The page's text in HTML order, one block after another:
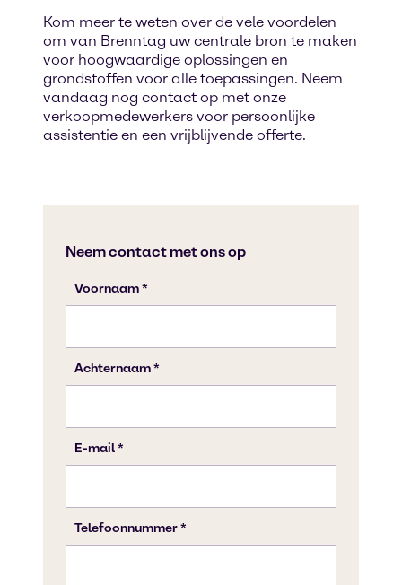
Kom meer te weten over de vele voordelen
om van Brenntag uw centrale bron te maken
voor hoogwaardige oplossingen en
grondstoffen voor alle toepassingen. Neem
vandaag nog contact op met onze
verkoopmedewerkers voor persoonlijke
assistentie en een vrijblijvende offerte.